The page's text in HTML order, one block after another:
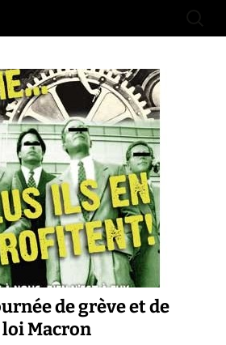
de grève et de
Macron